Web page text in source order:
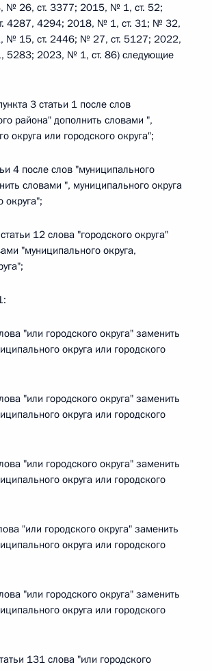
№ 26, ст. 3377; 2015, № 1, ст. 52;
4287, 4294; 2018, № 1, ст. 31; № 32,
№ 15, ст. 2446; № 27, ст. 5127; 2022,
5283; 2023, № 1, ст. 86) следующие
3 статьи 1 после слов
района" дополнить словами ",
округа или городского округа";
4 после слов "муниципального
словами ", муниципального округа
округа";
12 слова "городского округа"
"муниципального округа,
"или городского округа" заменить
округа или городского
"или городского округа" заменить
округа или городского
"или городского округа" заменить
округа или городского
"или городского округа" заменить
округа или городского
"или городского округа" заменить
округа или городского
131 слова "или городского